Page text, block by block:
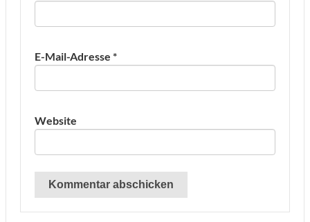
E-Mail-Adresse *
Website